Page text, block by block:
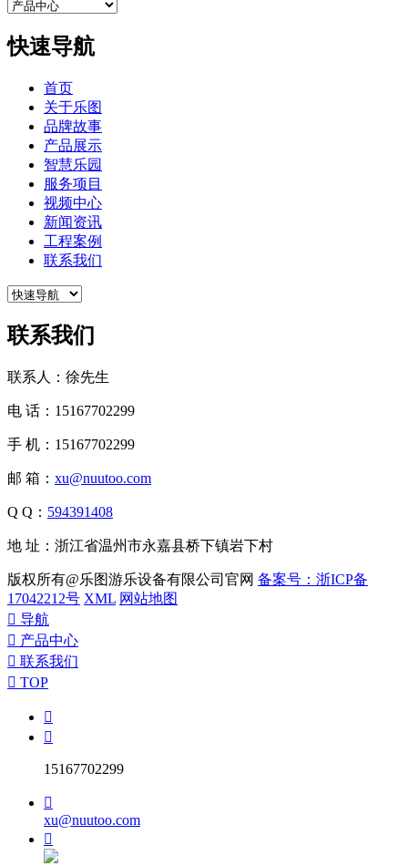
快速导航
首页
关于乐图
品牌故事
产品展示
智慧乐园
服务项目
视频中心
新闻资讯
工程案例
联系我们
联系我们
联系人：徐先生
电 话：15167702299
手 机：15167702299
邮 箱： xu@nuutoo.com
Q Q： 594391408
地 址：浙江省温州市永嘉县桥下镇岩下村
版权所有@乐图游乐设备有限公司官网 备案号：浙ICP备
17042212号 XML 网站地图
 导航
 产品中心
 联系我们
 TOP


15167702299

xu@nuutoo.com
